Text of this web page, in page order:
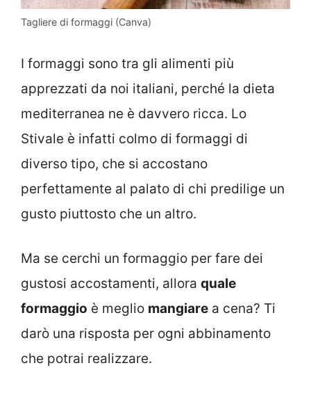
Tagliere di formaggi (Canva)
I formaggi sono tra gli alimenti più
apprezzati da noi italiani, perché la dieta
mediterranea ne è davvero ricca. Lo
Stivale è infatti colmo di formaggi di
diverso tipo, che si accostano
perfettamente al palato di chi predilige un
gusto piuttosto che un altro.
Ma se cerchi un formaggio per fare dei
gustosi accostamenti, allora quale
formaggio è meglio mangiare a cena? Ti
darò una risposta per ogni abbinamento
che potrai realizzare.